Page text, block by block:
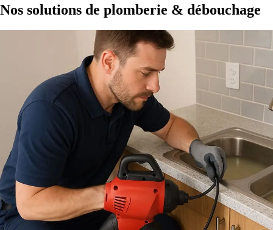
Nos solutions de plomberie & débouchage